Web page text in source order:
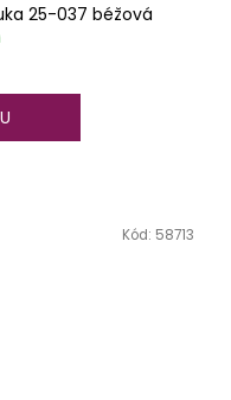
25-037 béžová
Kód: 58713